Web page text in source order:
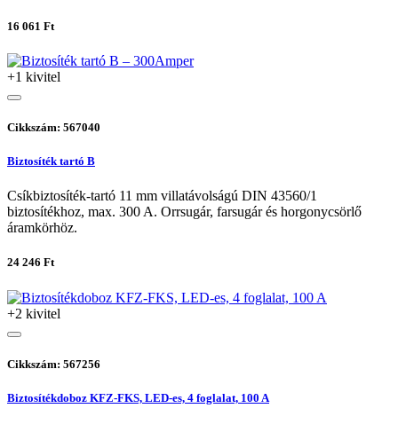
16 061 Ft
+1 kivitel
Cikkszám: 567040
Biztosíték tartó B
Csíkbiztosíték-tartó 11 mm villatávolságú DIN 43560/1
biztosítékhoz, max. 300 A. Orrsugár, farsugár és horgonycsörlő
áramkörhöz.
24 246 Ft
+2 kivitel
Cikkszám: 567256
Biztosítékdoboz KFZ-FKS, LED-es, 4 foglalat, 100 A